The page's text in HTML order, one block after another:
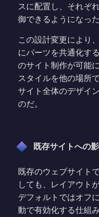
スに配置し、それぞ
御できるようになった
この設計変更により
にパーツを共通化す
のサイト制作が可能
スタイルを他の場所
サイト全体のデザイ
のだ。
既存サイトへの
既存のウェブサイト
しても、レイアウト
デフォルトではオフ
動で有効化する仕組